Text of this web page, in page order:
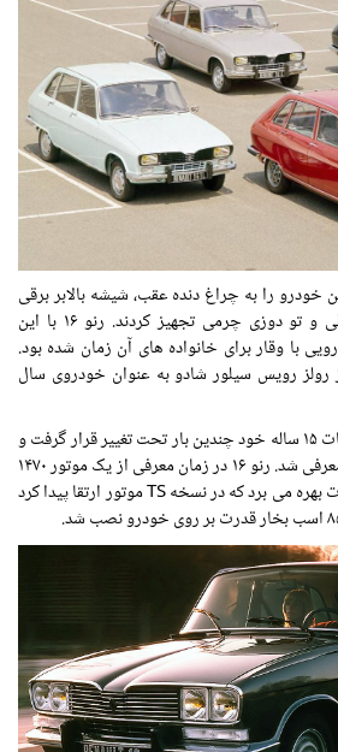
رنو در سال ۱۹۶۹ این خودرو را به چراغ دنده عقب، شیشه بالابر برقی
در قسمت جلو، سانروف برقی و تو دوزی چرمی تجهیز کردند. رنو ۱۶ با این
با وقار برای خانواده های آن زمان شده بود.
۱۹۶۶ بالاتر از رولز رویس سیلور شادو به عنوان خودروی سال
این محصول رنو در طول حیات ۱۵ ساله خود چندین بار تحت تغییر قرار گرفت و
در سال ۱۹۷۱ نسخه فاز ۲ آن معرفی شد. رنو ۱۶ در زمان معرفی از یک موتور ۱۴۷۰
سی سی با ۵۵ اسب بخار قدرت بهره می برد که در نسخه TS موتور ارتقا پیدا کرد